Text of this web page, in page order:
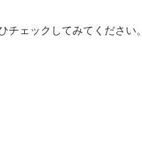
ェックしてみてください。